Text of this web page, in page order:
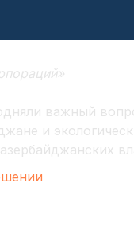
важный
и